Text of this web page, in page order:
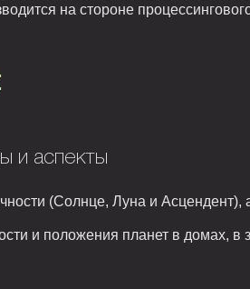
на стороне
и аспекты
(Солнце, Луна и Асцендент),
и положения планет в домах, в